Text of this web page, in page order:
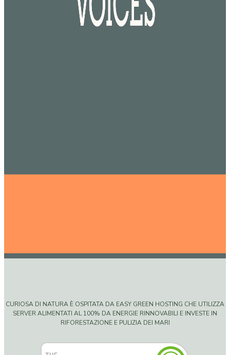
CURIOSA DI NATURA È OSPITATA DA EASY GREEN HOSTING CHE UTILIZZA
SERVER ALIMENTATI AL 100% DA ENERGIE RINNOVABILI E INVESTE IN
RIFORESTAZIONE E PULIZIA DEI MARI